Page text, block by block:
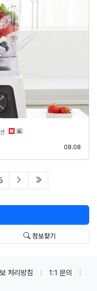
분류
08.08
다음 페이지
정보찾기
처리방침
1:1 문의